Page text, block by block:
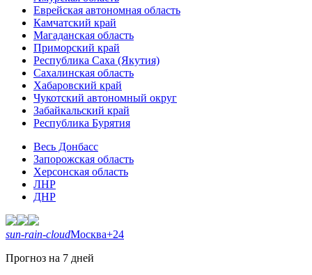
Еврейская автономная область
Камчатский край
Магаданская область
Приморский край
Республика Саха (Якутия)
Сахалинская область
Хабаровский край
Чукотский автономный округ
Забайкальский край
Республика Бурятия
Весь Донбасс
Запорожская область
Херсонская область
ЛНР
ДНР
sun-rain-cloudМосква+24
Прогноз на 7 дней